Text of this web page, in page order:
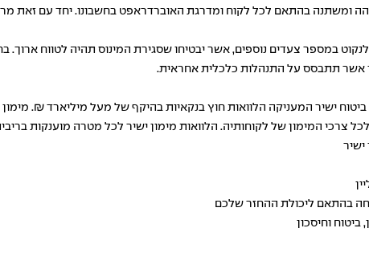
ומשתנה בהתאם לכל לקוח ומדרגת האוברדראפט בחשבונו. יחד עם זאת
במספר צעדים נוספים, אשר יבטיחו שסגירת המינוס תהיה לטווח ארוך.
אשר תתבסס על התנהלות כלכלית אחראית.
ישיר המעניקה הלוואות חוץ בנקאיות בהיקף של מעל מיליארד ₪.
צרכי המימון של לקוחותיה. הלוואות מימון ישיר לכל מטרה מוענקות
ישיר
בהתאם ליכולת ההחזר שלכם
וחיסכון